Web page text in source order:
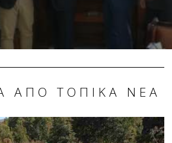
ΑΠΌ ΤΟΠΙΚΆ ΝΈΑ